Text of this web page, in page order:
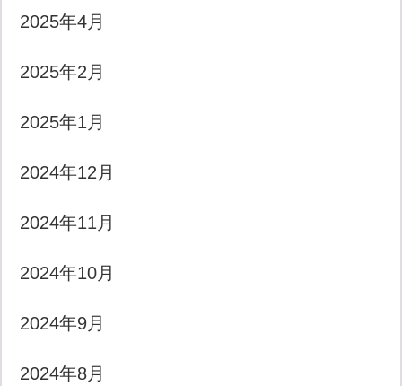
2025年4月
2025年2月
2025年1月
2024年12月
2024年11月
2024年10月
2024年9月
2024年8月